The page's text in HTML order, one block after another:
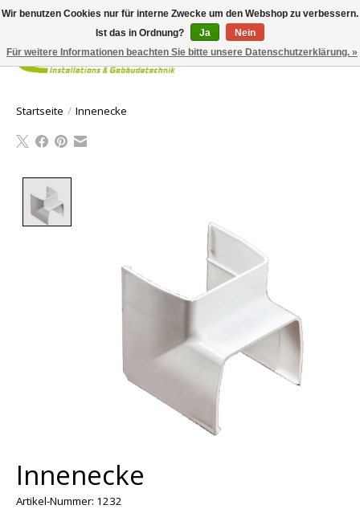
Ihr
Startseite / Innenecke
Innenecke
Artikel-Nummer: 1232
Wir benutzen Cookies nur für interne Zwecke um den Webshop zu verbessern.
Ist das in Ordnung?
Ja
Nein
Für weitere Informationen beachten Sie bitte unsere Datenschutzerklärung. »